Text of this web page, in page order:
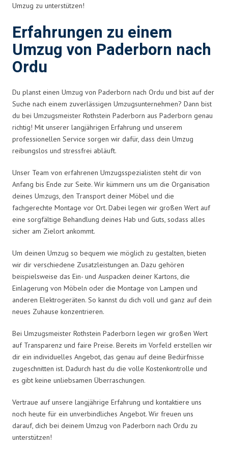
Umzug zu unterstützen!
Erfahrungen zu einem
Umzug von Paderborn nach
Ordu
Du planst einen Umzug von Paderborn nach Ordu und bist auf der
Suche nach einem zuverlässigen Umzugsunternehmen? Dann bist
du bei Umzugsmeister Rothstein Paderborn aus Paderborn genau
richtig! Mit unserer langjährigen Erfahrung und unserem
professionellen Service sorgen wir dafür, dass dein Umzug
reibungslos und stressfrei abläuft.
Unser Team von erfahrenen Umzugsspezialisten steht dir von
Anfang bis Ende zur Seite. Wir kümmern uns um die Organisation
deines Umzugs, den Transport deiner Möbel und die
fachgerechte Montage vor Ort. Dabei legen wir großen Wert auf
eine sorgfältige Behandlung deines Hab und Guts, sodass alles
sicher am Zielort ankommt.
Um deinen Umzug so bequem wie möglich zu gestalten, bieten
wir dir verschiedene Zusatzleistungen an. Dazu gehören
beispielsweise das Ein- und Auspacken deiner Kartons, die
Einlagerung von Möbeln oder die Montage von Lampen und
anderen Elektrogeräten. So kannst du dich voll und ganz auf dein
neues Zuhause konzentrieren.
Bei Umzugsmeister Rothstein Paderborn legen wir großen Wert
auf Transparenz und faire Preise. Bereits im Vorfeld erstellen wir
dir ein individuelles Angebot, das genau auf deine Bedürfnisse
zugeschnitten ist. Dadurch hast du die volle Kostenkontrolle und
es gibt keine unliebsamen Überraschungen.
Vertraue auf unsere langjährige Erfahrung und kontaktiere uns
noch heute für ein unverbindliches Angebot. Wir freuen uns
darauf, dich bei deinem Umzug von Paderborn nach Ordu zu
unterstützen!